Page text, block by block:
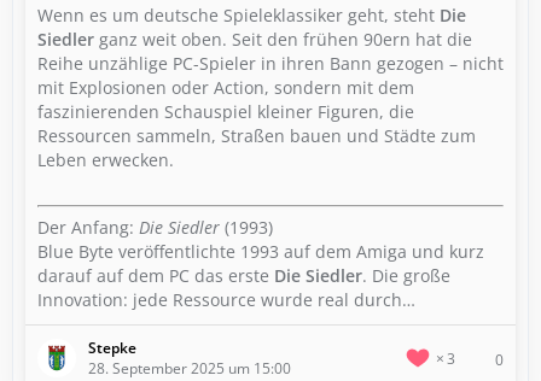
Wenn es um deutsche Spieleklassiker geht, steht Die
Siedler ganz weit oben. Seit den frühen 90ern hat die
Reihe unzählige PC-Spieler in ihren Bann gezogen – nicht
mit Explosionen oder Action, sondern mit dem
faszinierenden Schauspiel kleiner Figuren, die
Ressourcen sammeln, Straßen bauen und Städte zum
Leben erwecken.
Der Anfang: Die Siedler (1993)
Blue Byte veröffentlichte 1993 auf dem Amiga und kurz
darauf auf dem PC das erste Die Siedler. Die große
Innovation: jede Ressource wurde real durch…
Stepke
28. September 2025 um 15:00
3 0